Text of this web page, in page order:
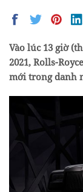
Vào lúc 13 giờ
2021, Rolls-
mới trong danh